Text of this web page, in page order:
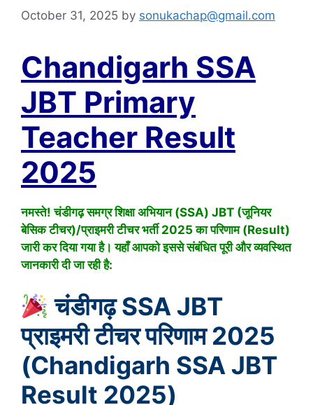
October 31, 2025 by sonukachap@gmail.com
Chandigarh SSA
JBT Primary
Teacher Result
2025
नमस्ते! चंडीगढ़ समग्र शिक्षा अभियान (SSA) JBT (जूनियर
बेसिक टीचर)/प्राइमरी टीचर भर्ती 2025 का परिणाम (Result)
जारी कर दिया गया है। यहाँ आपको इससे संबंधित पूरी और व्यवस्थित
जानकारी दी जा रही है:
चंडीगढ़ SSA JBT
प्राइमरी टीचर परिणाम 2025
(Chandigarh SSA JBT
Result 2025)